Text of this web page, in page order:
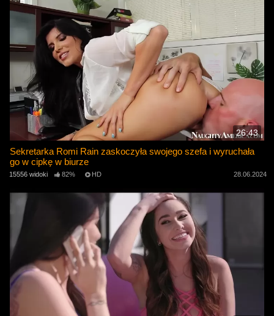
26:43
Sekretarka Romi Rain zaskoczyła swojego szefa i wyruchała
go w cipkę w biurze
15556 widoki 82% HD 28.06.2024